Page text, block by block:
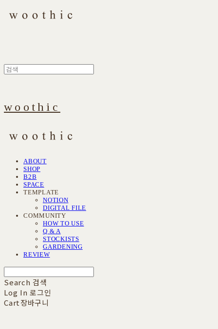
woothic
ABOUT
SHOP
B2B
SPACE
TEMPLATE
NOTION
DIGITAL FILE
COMMUNITY
HOW TO USE
Q & A
STOCKISTS
GARDENING
REVIEW
Search 검색
Log In 로그인
Cart장바구니